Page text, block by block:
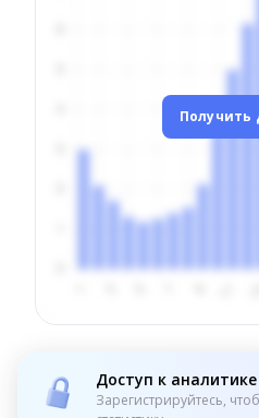
Получить
Доступ к
Зарегистрируйтесь,